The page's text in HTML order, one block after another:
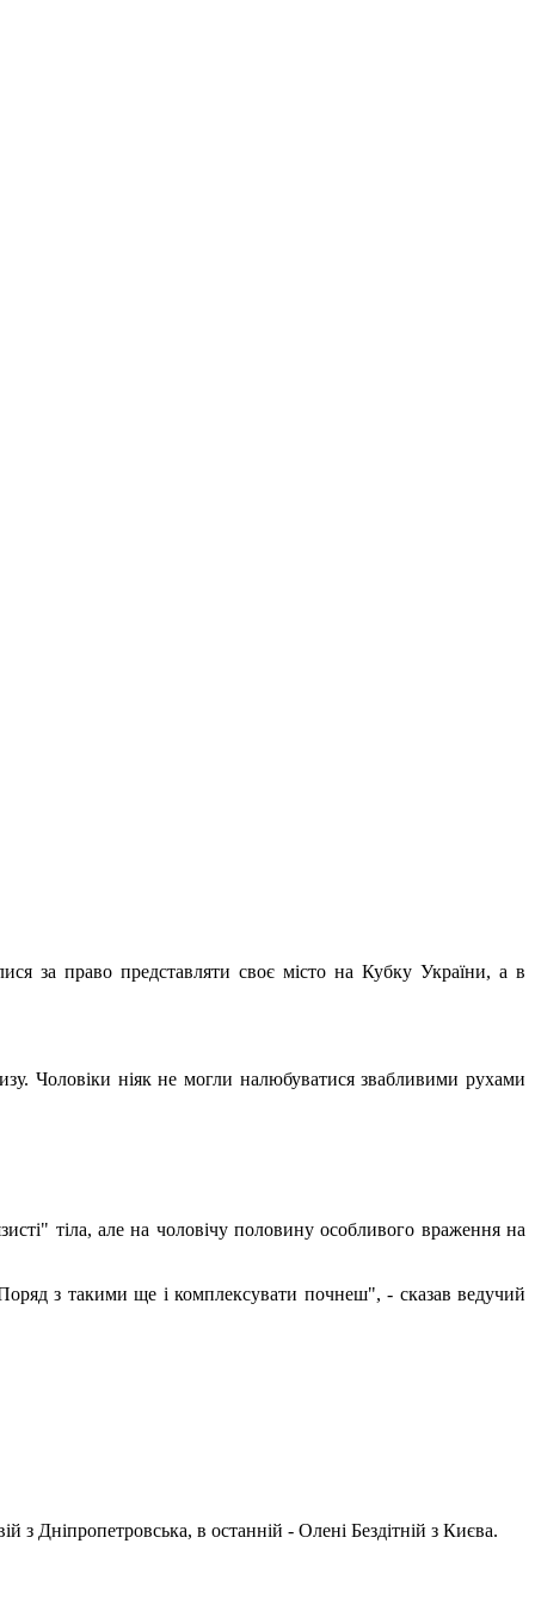
за право представляти своє місто на Кубку України, а в
Чоловіки ніяк не могли налюбуватися звабливими рухами
тіла, але на чоловічу половину особливого враження на
з такими ще і комплексувати почнеш", - сказав ведучий
з Дніпропетровська, в останній - Олені Бездітній з Києва.